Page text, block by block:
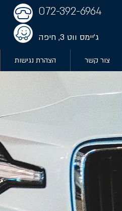
072-392-6964
ג'יימס ווט 3, חיפה
צור קשר הצהרת נגישות